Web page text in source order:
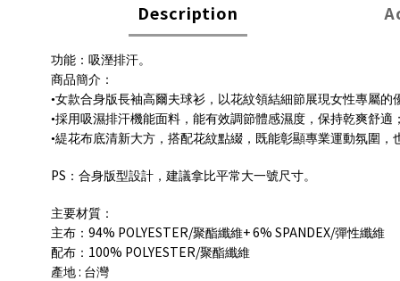
Description
功能：吸溼排汗。
商品簡介：
•女款合身版長袖高爾夫球衫，以花紋領結細節展現女性專屬的
•採用吸濕排汗機能面料，能有效調節體感濕度，保持乾爽舒
•緹花布底清新大方，搭配花紋點綴，既能彰顯專業運動氛圍
PS ：合身版型設計，建議拿比平常大一號尺寸。
主要材質：
主布： 94% POLYESTER/聚酯纖維+ 6% SPANDEX/彈性纖維
配布： 100% POLYESTER/聚酯纖維
產地 : 台灣